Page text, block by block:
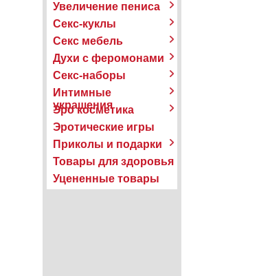
Увеличение пениса
Секс-куклы
Секс мебель
Духи с феромонами
Секс-наборы
Интимные
украшения
Эро косметика
Эротические игры
Приколы и подарки
Товары для здоровья
Уцененные товары